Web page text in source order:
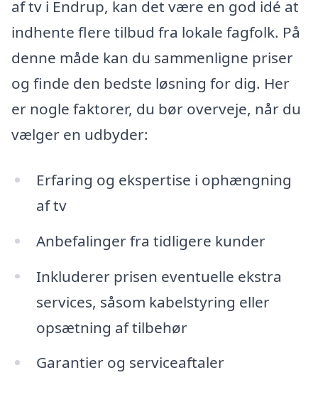
af tv i Endrup, kan det være en god idé at
indhente flere tilbud fra lokale fagfolk. På
denne måde kan du sammenligne priser
og finde den bedste løsning for dig. Her
er nogle faktorer, du bør overveje, når du
vælger en udbyder:
Erfaring og ekspertise i ophængning
af tv
Anbefalinger fra tidligere kunder
Inkluderer prisen eventuelle ekstra
services, såsom kabelstyring eller
opsætning af tilbehør
Garantier og serviceaftaler